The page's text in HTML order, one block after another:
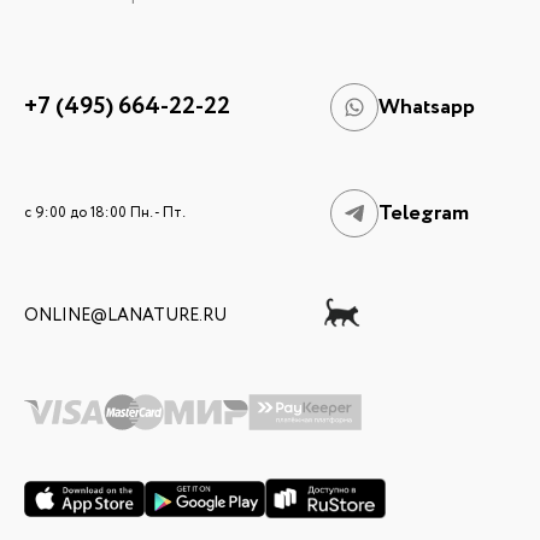
+7 (495) 664-22-22 Whatsapp
c 9:00 до 18:00 Пн. - Пт. Telegram
ONLINE@LANATURE.RU